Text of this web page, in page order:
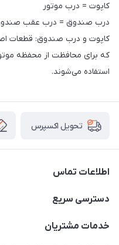
کاپوت = درب موتور
درب صندوق = درب عقب
کاپوت و درب صندوق: قطعات
که برای محافظت از محفظه
استفاده می‌شوند.
تحویل اکسپرس
اطلاعات تماس
09021000855
دسترسی سریع
حساب کاربری
خدمات مشتریان